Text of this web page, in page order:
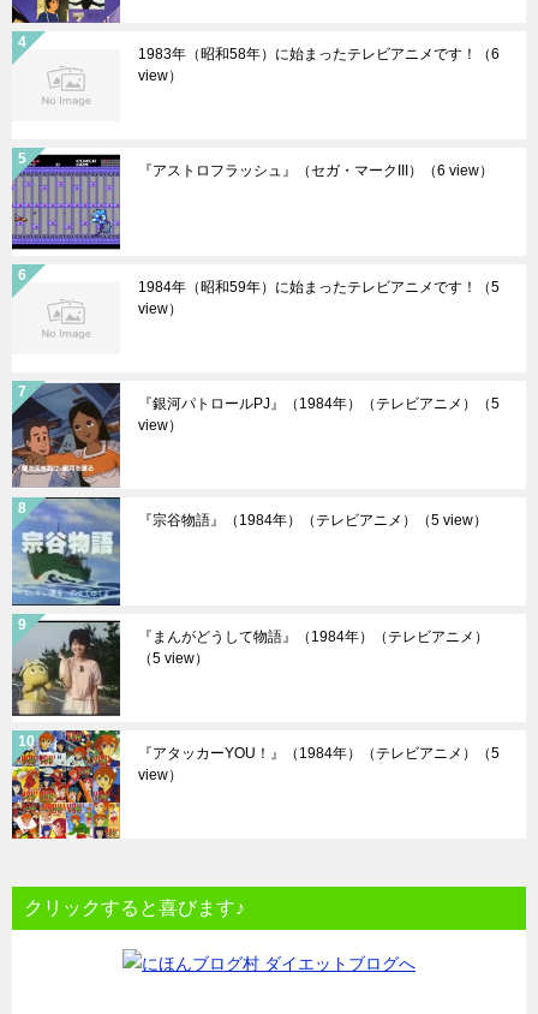
1983年（昭和58年）に始まったテレビアニメです！
（6
view）
『アストロフラッシュ』（セガ・マークIII） （6 view）
1984年（昭和59年）に始まったテレビアニメです！
（5
view）
『銀河パトロールPJ』（1984年）（テレビアニメ）
（5
view）
『宗谷物語』（1984年）（テレビアニメ） （5 view）
『まんがどうして物語』（1984年）（テレビアニメ）
（5 view）
『アタッカーYOU！』（1984年）（テレビアニメ）
（5
view）
クリックすると喜びます♪